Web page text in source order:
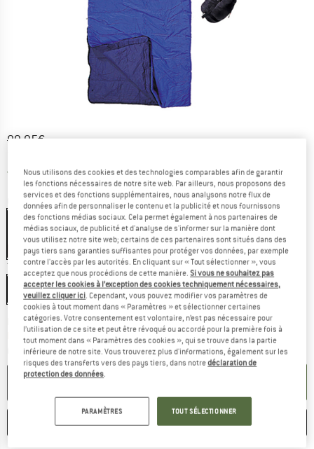
Prix initial :
89,95€
Prix:
Livraison gratuite(FR)France. Informations sur les frais de
Couleur:Royal Blue / Tuareg
-20 %
Taille:180 cm
180 cm 200 cm
Délai de livraison: 3-5 jours ouvrables
Le lien s'ouvre dans une
Plus que 1 article en stock !
Quantité:
ENREGISTRER COMPARER
Nous utilisons des cookies et des technologies comparables afin de garantir
les fonctions nécessaires de notre site web. Par ailleurs, nous proposons des
services et des fonctions supplémentaires, nous analysons notre flux de
données afin de personnaliser le contenu et la publicité et nous fournissons
des fonctions médias sociaux. Cela permet également à nos partenaires de
médias sociaux, de publicité et d'analyse de s'informer sur la manière dont
vous utilisez notre site web; certains de ces partenaires sont situés dans des
pays tiers sans garanties suffisantes pour protéger vos données, par exemple
contre l'accès par les autorités. En cliquant sur « Tout sélectionner », vous
acceptez que nous procédions de cette manière.Si vous ne souhaitez pas
accepter les cookies à l’exception des cookies techniquement nécessaires,
veuillez cliquer ici. Cependant, vous pouvez modifier vos paramètres de
cookies à tout moment dans « Paramètres » et sélectionner certaines
catégories. Votre consentement est volontaire, n’est pas nécessaire pour
l’utilisation de ce site et peut être révoqué ou accordé pour la première fois à
tout moment dans « Paramètres des cookies », qui se trouve dans la partie
inférieure de notre site. Vous trouverez plus d'informations, également sur les
risques des transferts vers des pays tiers, dans notredéclaration de
protection des données.
PARAMÈTRES TOUT SÉLECTIONNER